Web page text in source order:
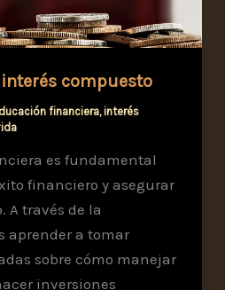
compuesto
financiera,interés
es fundamental
financiero y asegurar
A través de la
aprender a tomar
sobre cómo manejar
inversiones